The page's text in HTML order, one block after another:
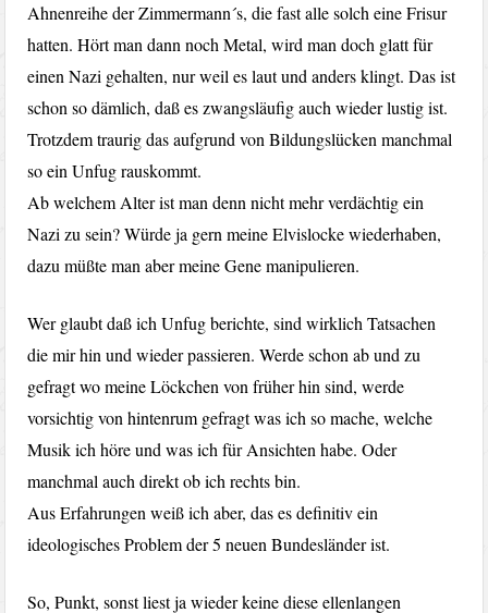
Ahnenreihe der Zimmermann´s, die fast alle solch eine Frisur
hatten. Hört man dann noch Metal, wird man doch glatt für
einen Nazi gehalten, nur weil es laut und anders klingt. Das ist
schon so dämlich, daß es zwangsläufig auch wieder lustig ist.
Trotzdem traurig das aufgrund von Bildungslücken manchmal
so ein Unfug rauskommt.
Ab welchem Alter ist man denn nicht mehr verdächtig ein
Nazi zu sein? Würde ja gern meine Elvislocke wiederhaben,
dazu müßte man aber meine Gene manipulieren.
Wer glaubt daß ich Unfug berichte, sind wirklich Tatsachen
die mir hin und wieder passieren. Werde schon ab und zu
gefragt wo meine Löckchen von früher hin sind, werde
vorsichtig von hintenrum gefragt was ich so mache, welche
Musik ich höre und was ich für Ansichten habe. Oder
manchmal auch direkt ob ich rechts bin.
Aus Erfahrungen weiß ich aber, das es definitiv ein
ideologisches Problem der 5 neuen Bundesländer ist.
So, Punkt, sonst liest ja wieder keine diese ellenlangen